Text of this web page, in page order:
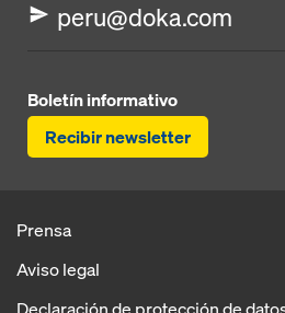
peru@doka.com
Boletín informativo
Recibir newsletter
Prensa
Aviso legal